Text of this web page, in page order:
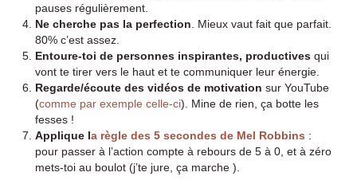
pauses régulièrement.
Ne cherche pas la perfection . Mieux vaut fait que parfait.
80% c’est assez.
Entoure-toi de personnes inspirantes, productivesqui
vont te tirer vers le haut et te communiquer leur énergie.
Regarde/écoute des vidéos de motivation sur YouTube
(comme par exemple celle-ci). Mine de rien, ça botte les
fesses !
Applique la règle des 5 secondes de Mel Robbins :
pour passer à l’action compte à rebours de 5 à 0, et à zéro
mets-toi au boulot (j’te jure, ça marche ).